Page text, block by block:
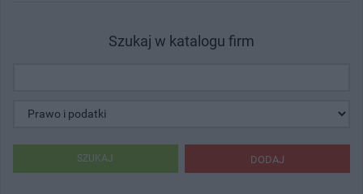
Szukaj w katalogu firm
DODAJ
SZUKAJ